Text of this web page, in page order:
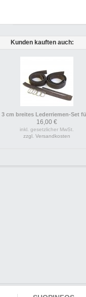
Kunden kauften auch:
3 cm breites Lederriemen-Set
16,00 €
inkl. gesetzlicher MwSt.
zzgl. Versandkosten